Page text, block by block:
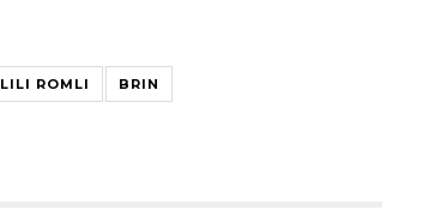
LILI ROMLI BRIN
Memberantas kejahatan
jalanan Jakarta